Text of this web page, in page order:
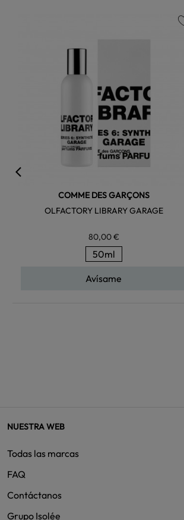
COMME DES GARÇONS
OLFACTORY LIBRARY GARAGE
80,00 €
50ml
Avísame
NUESTRA WEB
Todas las marcas
FAQ
Contáctanos
Grupo Isolée